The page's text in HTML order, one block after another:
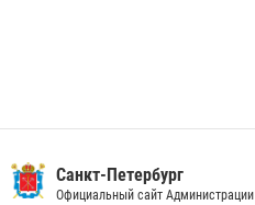
Санкт-Петербург
Официальный сайт Администрации